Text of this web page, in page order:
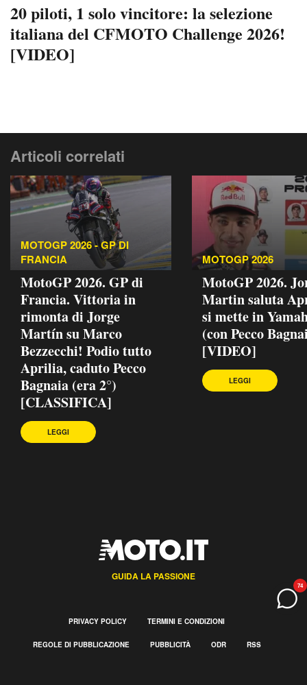
74
20 piloti, 1 solo vincitore: la selezione
italiana del CFMOTO Challenge 2026!
[VIDEO]
Articoli correlati
MOTOGP 2026 - GP DI
FRANCIA
MotoGP 2026. GP di
Francia. Vittoria in
rimonta di Jorge
Martín su Marco
Bezzecchi! Podio tutto
Aprilia, caduto Pecco
Bagnaia (era 2°)
[CLASSIFICA]
LEGGI
MOTOGP 2026
MotoGP 2026.
Martin saluta
si mette in
(con Pecco
[VIDEO]
LEGGI
GUIDA LA PASSIONE
PRIVACY POLICY TERMINI E CONDIZIONI
REGOLE DI PUBBLICAZIONE PUBBLICITÀ ODR RSS